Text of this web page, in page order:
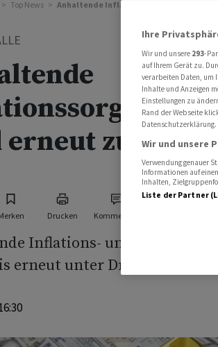
Top News Anhaltende Inflationssorgen setzen
erneut zu
Drucken Kommentare
Inflations- und Zinssorgen
erneut unter Druck.
Ihre
Wir und unsere 293-
auf Ihrem Gerät zu.
verarbeiten Daten, um
Inhalte und Anzeigen
Einstellungen zu
Rand der Webseite
Datenschutzerklärung.
Wir und unsere
Verwendung genauer
Informationen auf
Inhalten,
Liste der Partner